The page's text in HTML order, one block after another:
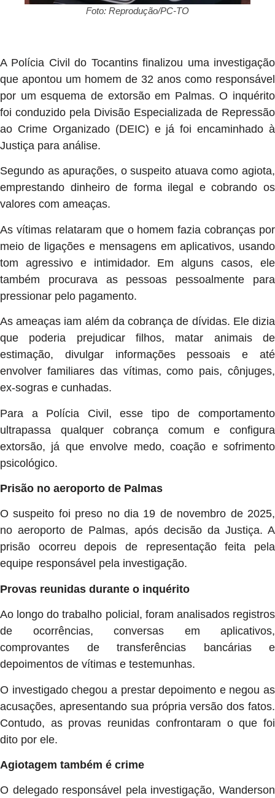
Foto: Reprodução/PC-TO
A Polícia Civil do Tocantins finalizou uma investigação
que apontou um homem de 32 anos como responsável
por um esquema de extorsão em Palmas. O inquérito
foi conduzido pela Divisão Especializada de Repressão
ao Crime Organizado (DEIC) e já foi encaminhado à
Justiça para análise.
Segundo as apurações, o suspeito atuava como agiota,
emprestando dinheiro de forma ilegal e cobrando os
valores com ameaças.
As vítimas relataram que o homem fazia cobranças por
meio de ligações e mensagens em aplicativos, usando
tom agressivo e intimidador. Em alguns casos, ele
também procurava as pessoas pessoalmente para
pressionar pelo pagamento.
As ameaças iam além da cobrança de dívidas. Ele dizia
que poderia prejudicar filhos, matar animais de
estimação, divulgar informações pessoais e até
envolver familiares das vítimas, como pais, cônjuges,
ex-sogras e cunhadas.
Para a Polícia Civil, esse tipo de comportamento
ultrapassa qualquer cobrança comum e configura
extorsão, já que envolve medo, coação e sofrimento
psicológico.
Prisão no aeroporto de Palmas
O suspeito foi preso no dia 19 de novembro de 2025,
no aeroporto de Palmas, após decisão da Justiça. A
prisão ocorreu depois de representação feita pela
equipe responsável pela investigação.
Provas reunidas durante o inquérito
Ao longo do trabalho policial, foram analisados registros
de ocorrências, conversas em aplicativos,
comprovantes de transferências bancárias e
depoimentos de vítimas e testemunhas.
O investigado chegou a prestar depoimento e negou as
acusações, apresentando sua própria versão dos fatos.
Contudo, as provas reunidas confrontaram o que foi
dito por ele.
Agiotagem também é crime
O delegado responsável pela investigação, Wanderson